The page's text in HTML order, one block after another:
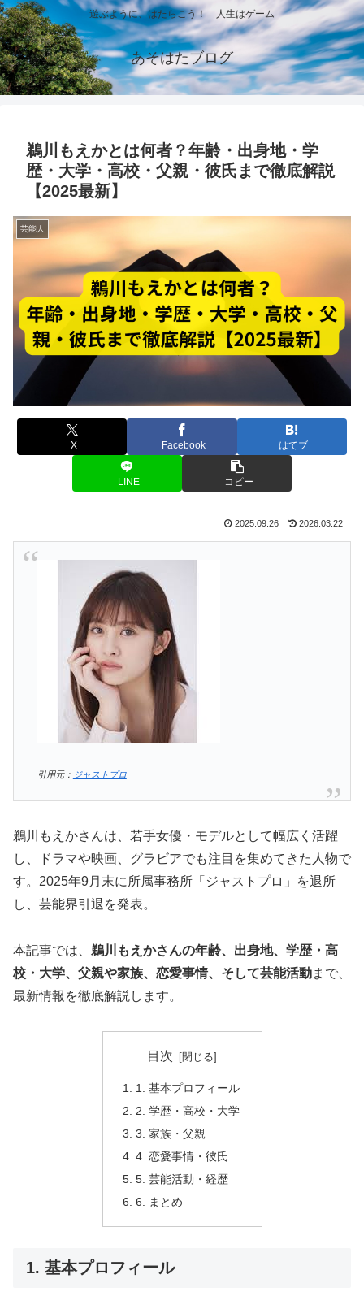
遊ぶように、はたらこう！ 人生はゲーム
あそはたブログ
鵜川もえかとは何者？年齢・出身地・学
歴・大学・高校・父親・彼氏まで徹底解説
【2025最新】
芸能人
X Facebook はてブ
LINE コピー
2025.09.26 2026.03.22
引用元： ジャストプロ
鵜川もえかさんは、若手女優・モデルとして幅広く活躍
し、ドラマや映画、グラビアでも注目を集めてきた人物で
す。2025年9月末に所属事務所「ジャストプロ」を退所
し、芸能界引退を発表。
本記事では、 鵜川もえかさんの年齢、出身地、学歴・高
校・大学、父親や家族、恋愛事情、そして芸能活動まで、
最新情報を徹底解説します。
目次
1. 基本プロフィール
2. 学歴・高校・大学
3. 家族・父親
4. 恋愛事情・彼氏
5. 芸能活動・経歴
6. まとめ
1. 基本プロフィール